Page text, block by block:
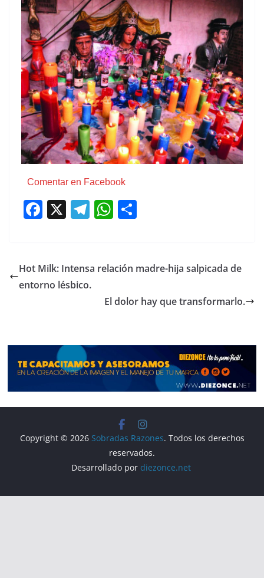
Comentar en Facebook
F
e
b
k
X T
gr
a
m
W
s
p
p
tir
Hot Milk: Intensa relación madre-hija salpicada de
entorno lésbico.
El dolor hay que transformarlo.
Copyright © 2026 Sobradas Razones. Todos los derechos
reservados.
Desarrollado por diezonce.net